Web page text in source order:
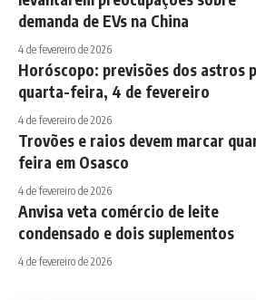
demanda de EVs na China
4 de fevereiro de 2026
Horóscopo: previsões dos astros
quarta-feira, 4 de fevereiro
4 de fevereiro de 2026
Trovões e raios devem marcar
feira em Osasco
4 de fevereiro de 2026
Anvisa veta comércio de leite
condensado e dois suplementos
4 de fevereiro de 2026